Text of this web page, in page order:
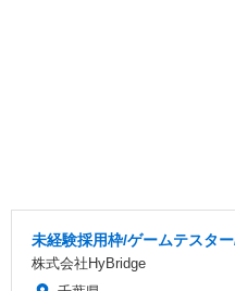
未経験採用枠/ゲームテスタ
株式会社HyBridge